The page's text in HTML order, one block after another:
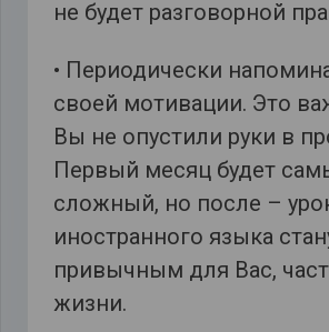
не будет разговорной
• Периодически
своей мотивации. Это
Вы не опустили руки в
Первый месяц будет
сложный, но после –
иностранного языка
привычным для Вас,
жизни.